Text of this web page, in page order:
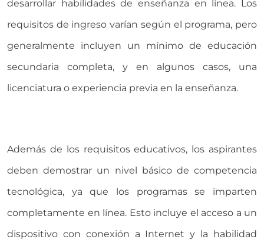
desarrollar habilidades de enseñanza en línea. Los
requisitos de ingreso varían según el programa, pero
generalmente incluyen un mínimo de educación
secundaria completa, y en algunos casos, una
licenciatura o experiencia previa en la enseñanza.
Además de los requisitos educativos, los aspirantes
deben demostrar un nivel básico de competencia
tecnológica, ya que los programas se imparten
completamente en línea. Esto incluye el acceso a un
dispositivo con conexión a Internet y la habilidad